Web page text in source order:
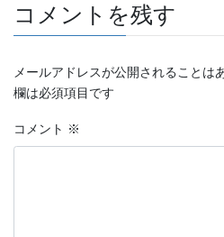
コメントを残す
メールアドレスが公開されることは
欄は必須項目です
コメント ※